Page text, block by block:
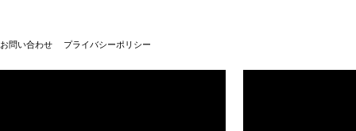
お問い合わせ プライバシーポリシー